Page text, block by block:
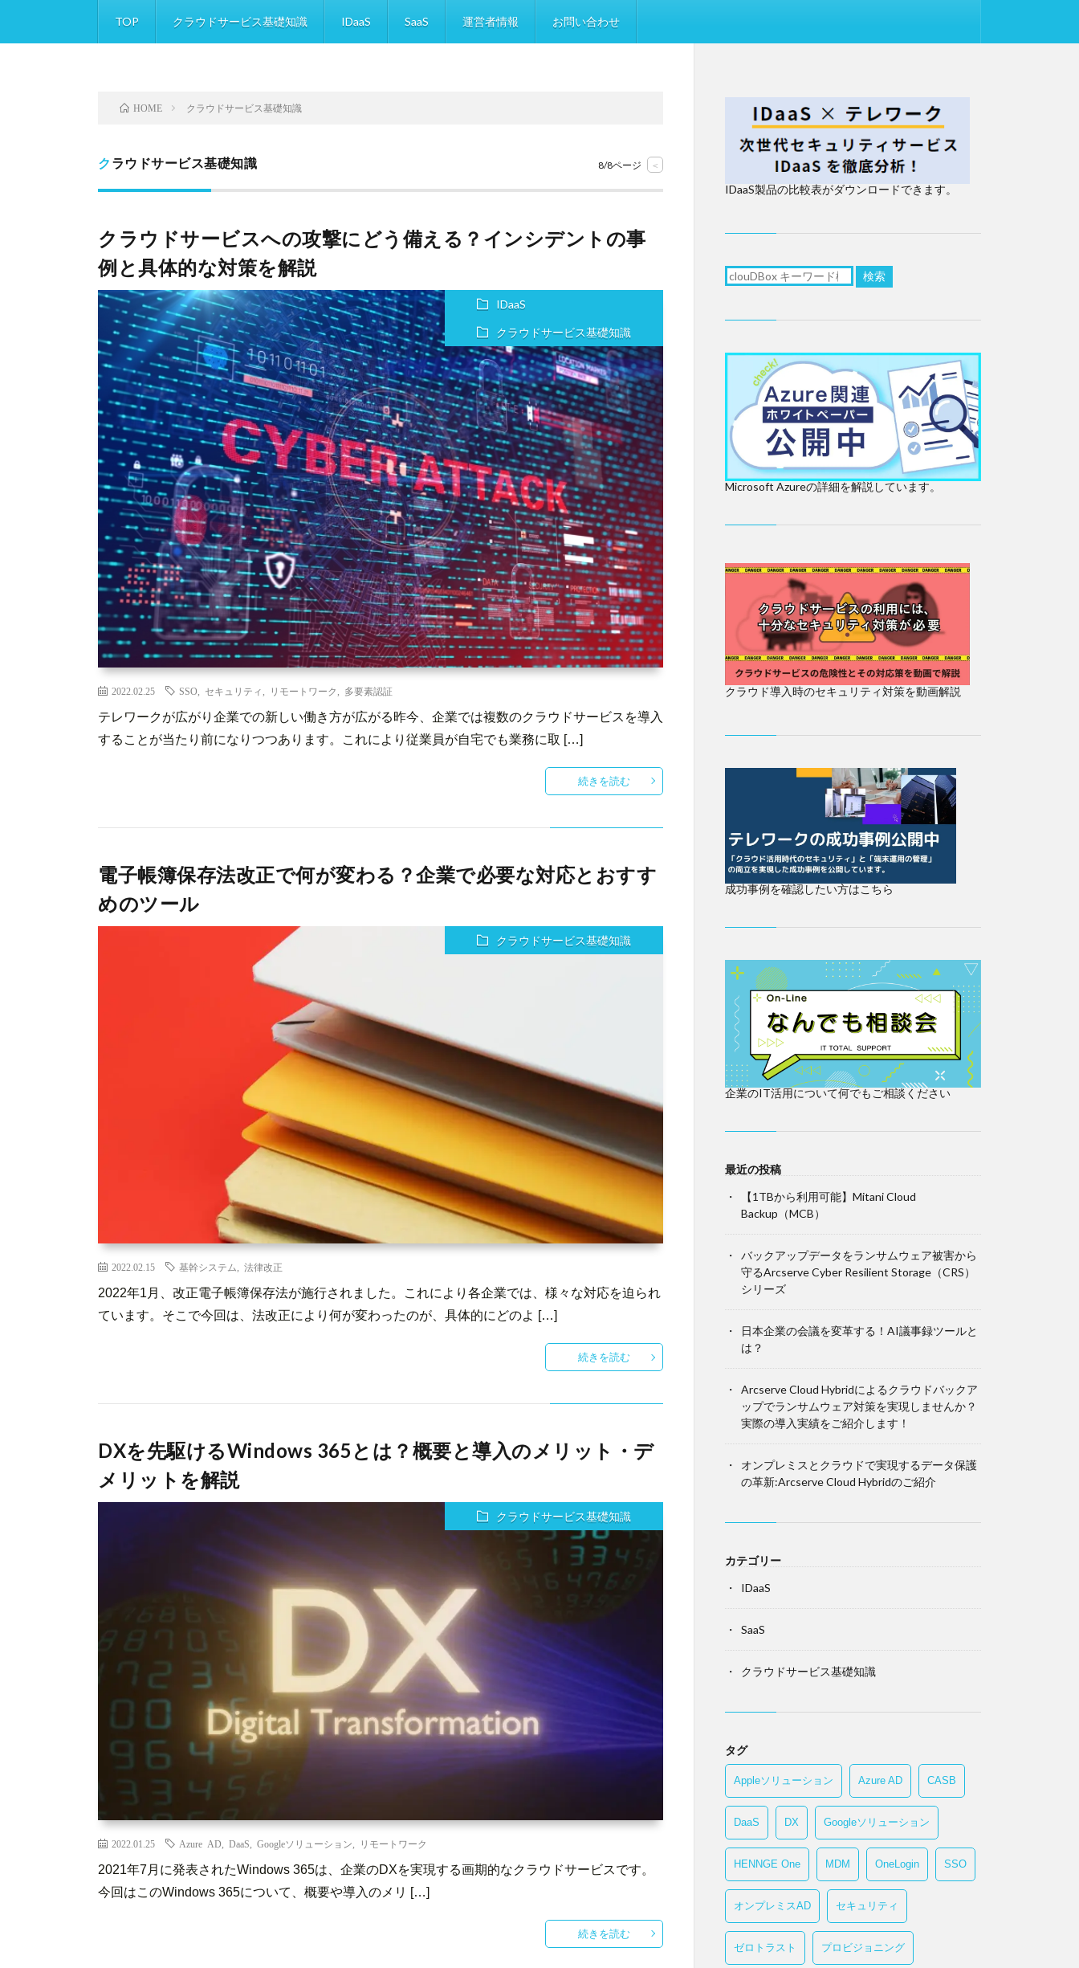
TOP クラウドサービス基礎知識 IDaaS SaaS 運営者情報 お問い合わせ
HOME クラウドサービス基礎知識
クラウドサービス基礎知識 8/8ページ <
クラウドサービスへの攻撃にどう備える？インシデントの事
例と具体的な対策を解説
IDaaS
クラウドサービス基礎知識
2022.02.25 SSO セキュリティ リモートワーク 多要素認証
テレワークが広がり企業での新しい働き方が広がる昨今、企業では複数のクラウドサービスを導入
することが当たり前になりつつあります。これにより従業員が自宅でも業務に取 […]
続きを読む
電子帳簿保存法改正で何が変わる？企業で必要な対応とおすす
めのツール
クラウドサービス基礎知識
2022.02.15 基幹システム 法律改正
2022年1月、改正電子帳簿保存法が施行されました。これにより各企業では、様々な対応を迫られ
ています。そこで今回は、法改正により何が変わったのが、具体的にどのよ […]
続きを読む
DXを先駆けるWindows 365とは？概要と導入のメリット・デ
メリットを解説
クラウドサービス基礎知識
2022.01.25 Azure AD DaaS Googleソリューション リモートワーク
2021年7月に発表されたWindows 365は、企業のDXを実現する画期的なクラウドサービスです。
今回はこのWindows 365について、概要や導入のメリ […]
続きを読む
IDaaS製品の比較表がダウンロードできます。
検索
Microsoft Azureの詳細を解説しています。
クラウド導入時のセキュリティ対策を動画解説
成功事例を確認したい方はこちら
企業のIT活用について何でもご相談ください
最近の投稿
【1TBから利用可能】Mitani Cloud
Backup（MCB）
バックアップデータをランサムウェア被害から
守るArcserve Cyber Resilient Storage（CRS）
シリーズ
日本企業の会議を変革する！AI議事録ツールと
は？
Arcserve Cloud Hybridによるクラウドバックア
ップでランサムウェア対策を実現しませんか？
実際の導入実績をご紹介します！
オンプレミスとクラウドで実現するデータ保護
の革新:Arcserve Cloud Hybridのご紹介
カテゴリー
IDaaS
SaaS
クラウドサービス基礎知識
タグ
Appleソリューション Azure AD CASB
DaaS DX Googleソリューション
HENNGE One MDM OneLogin SSO
オンプレミスAD セキュリティ
ゼロトラスト プロビジョニング